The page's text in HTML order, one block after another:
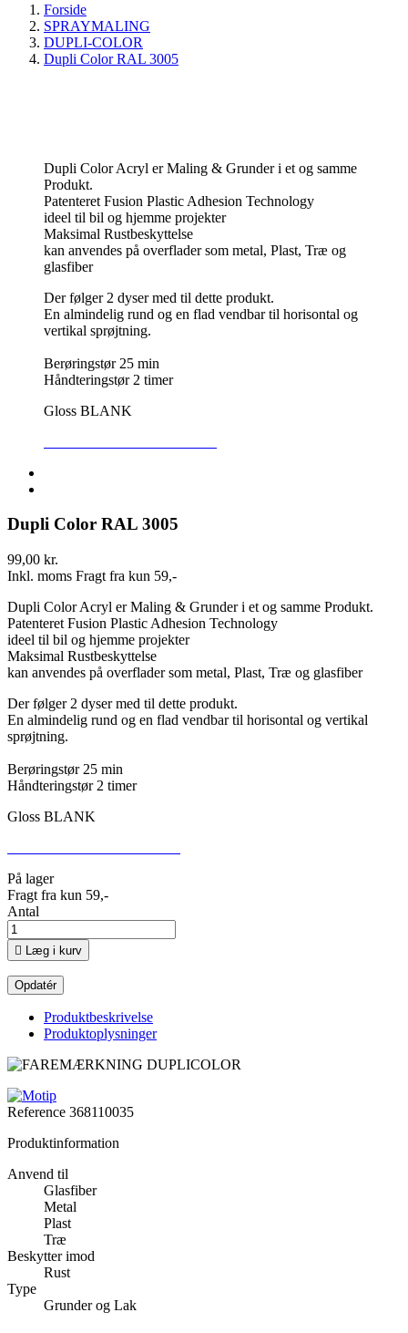
Forside
SPRAYMALING
DUPLI-COLOR
Dupli Color RAL 3005
Dupli Color Acryl er Maling & Grunder i et og samme
Produkt.
Patenteret Fusion Plastic Adhesion Technology
ideel til bil og hjemme projekter
Maksimal Rustbeskyttelse
kan anvendes på overflader som metal, Plast, Træ og
glasfiber
Der følger 2 dyser med til dette produkt.
En almindelig rund og en flad vendbar til horisontal og
vertikal sprøjtning.
Berøringstør 25 min
Håndteringstør 2 timer
Gloss BLANK
Dupli Color RAL 3005
99,00 kr.
Inkl. moms Fragt fra kun 59,-
Dupli Color Acryl er Maling & Grunder i et og samme Produkt.
Patenteret Fusion Plastic Adhesion Technology
ideel til bil og hjemme projekter
Maksimal Rustbeskyttelse
kan anvendes på overflader som metal, Plast, Træ og glasfiber
Der følger 2 dyser med til dette produkt.
En almindelig rund og en flad vendbar til horisontal og vertikal
sprøjtning.
Berøringstør 25 min
Håndteringstør 2 timer
Gloss BLANK
På lager
Fragt fra kun 59,-
Antal
 Læg i kurv
Produktbeskrivelse
Produktoplysninger
Reference 368110035
Produktinformation
Anvend til
Glasfiber
Metal
Plast
Træ
Beskytter imod
Rust
Type
Grunder og Lak